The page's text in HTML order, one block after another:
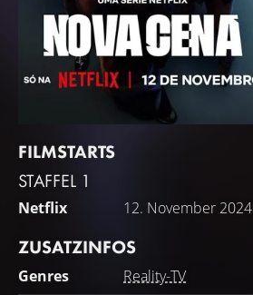
FILMSTARTS
STAFFEL 1
Netflix 12. November 2024
ZUSATZINFOS
Genres Reality-TV